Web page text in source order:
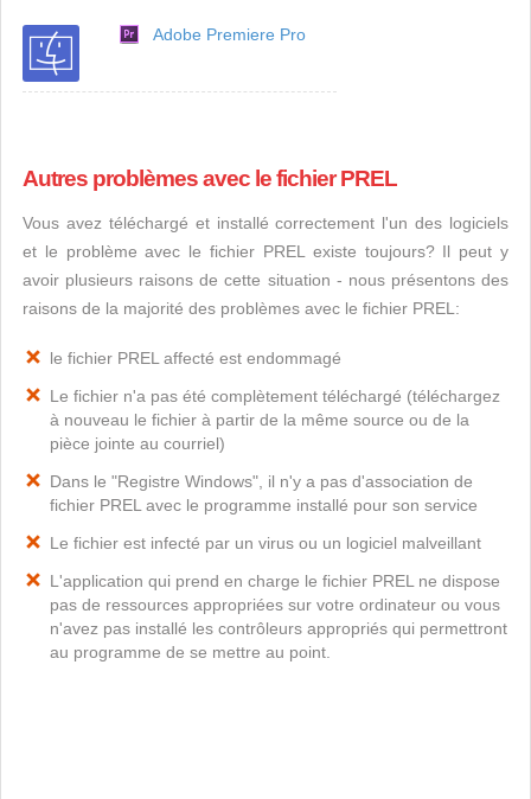
Adobe Premiere Pro
Autres problèmes avec le fichier PREL
Vous avez téléchargé et installé correctement l'un des logiciels
et le problème avec le fichier PREL existe toujours? Il peut y
avoir plusieurs raisons de cette situation - nous présentons des
raisons de la majorité des problèmes avec le fichier PREL:
le fichier PREL affecté est endommagé
Le fichier n'a pas été complètement téléchargé (téléchargez
à nouveau le fichier à partir de la même source ou de la
pièce jointe au courriel)
Dans le "Registre Windows", il n'y a pas d'association de
fichier PREL avec le programme installé pour son service
Le fichier est infecté par un virus ou un logiciel malveillant
L'application qui prend en charge le fichier PREL ne dispose
pas de ressources appropriées sur votre ordinateur ou vous
n'avez pas installé les contrôleurs appropriés qui permettront
au programme de se mettre au point.